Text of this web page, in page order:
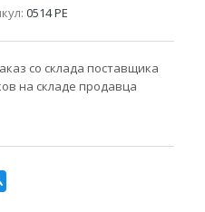
0514 PE
со склада поставщика
на складе продавца